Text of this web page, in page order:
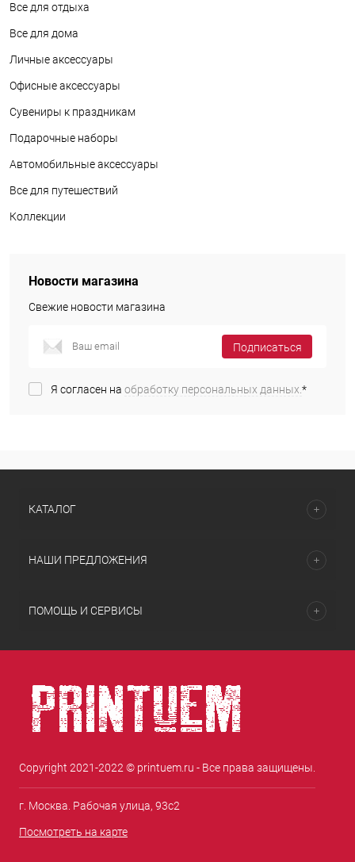
Все для отдыха
Все для дома
Личные аксессуары
Офисные аксессуары
Сувениры к праздникам
Подарочные наборы
Автомобильные аксессуары
Все для путешествий
Коллекции
Новости магазина
Свежие новости магазина
Подписаться
Я согласен на обработку персональных данных.*
КАТАЛОГ
НАШИ ПРЕДЛОЖЕНИЯ
ПОМОЩЬ И СЕРВИСЫ
Copyright 2021-2022 © printuem.ru - Все права защищены.
г. Москва. Рабочая улица, 93с2
Посмотреть на карте